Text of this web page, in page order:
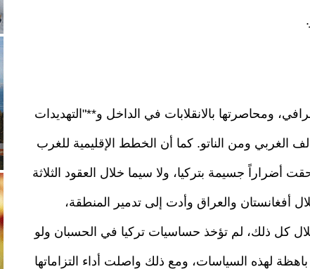
ومحاصرتها بالانقلابات في الداخل و**"التهديدات
الغربي ومن الناتو. كما أن الخطط الإقليمية للغرب
أضراراً جسيمة بتركيا، ولا سيما خلال العقود الثلاثة
أفغانستان والعراق وأدت إلى تدمير المنطقة،
كل ذلك، لم تؤخذ حساسيات تركيا في الحسبان ولو
لهذه السياسات، ومع ذلك واصلت أداء التزاماتها